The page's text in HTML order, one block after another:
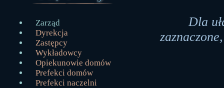
Zarząd
Dyrekcja
Zastępcy
Wykładowcy
Opiekunowie domów
Prefekci domów
Prefekci naczelni
Dla